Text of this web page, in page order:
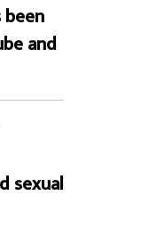
been
and
sexual